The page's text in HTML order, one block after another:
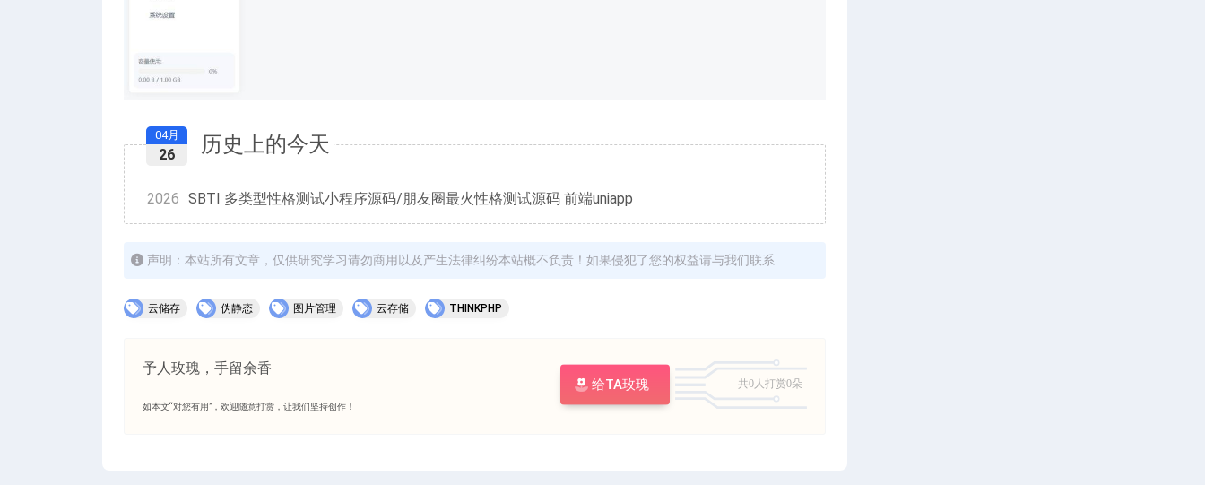
历史上的今天
04月
26
2026 SBTI 多类型性格测试小程序源码/朋友圈最火性格测试源码 前端uniapp
声明：本站所有文章，仅供研究学习请勿商用以及产生法律纠纷本站概不负责！如果侵犯了您的权益请与我们联系
云储存 伪静态 图片管理 云存储 THINKPHP
予人玫瑰，手留余香
给TA玫瑰 共0人打赏0朵
如本文“对您有用”，欢迎随意打赏，让我们坚持创作！